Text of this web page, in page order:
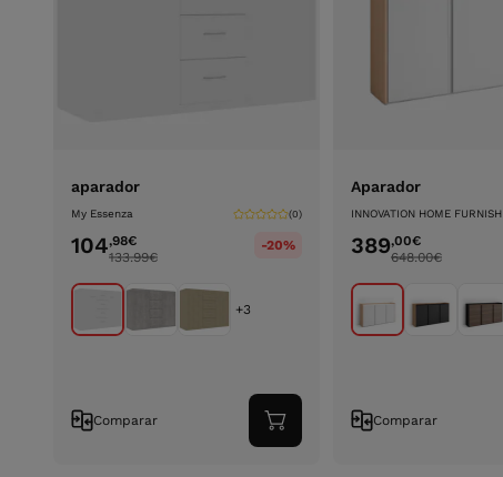
aparador
My Essenza (0)
104,98€
133.99€
-20%
+3
Comparar
Adicionar
ao
Aparador
INNOVATION HOME FURNISH
389,00€
648.00€
Comparar